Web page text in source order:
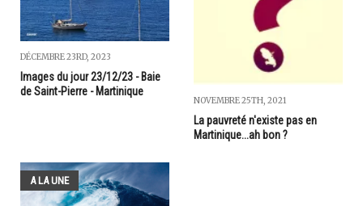
DÉCEMBRE 23RD, 2023
Images du jour 23/12/23 - Baie
de Saint-Pierre - Martinique
NOVEMBRE 25TH, 2021
La pauvreté n'existe pas en
Martinique...ah bon ?
A LA UNE